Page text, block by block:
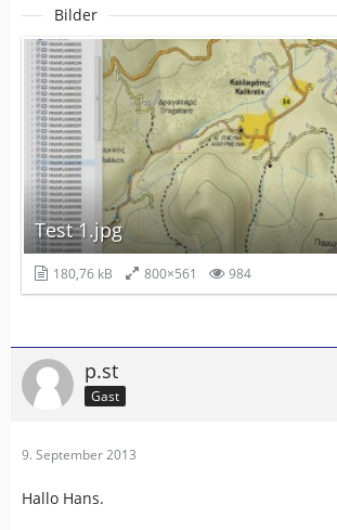
Bilder
Test 1.jpg
180,76 kB 800×561 984
p.st
Gast
9. September 2013
Hallo Hans.